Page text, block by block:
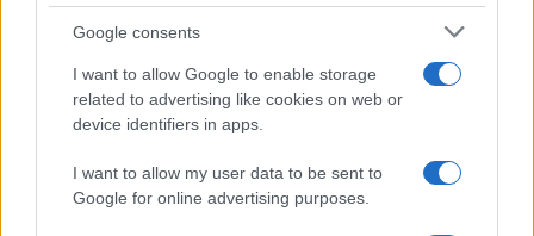
Google consents
I want to allow Google to enable storage
related to advertising like cookies on web or
device identifiers in apps.
I want to allow my user data to be sent to
Google for online advertising purposes.
αποδοτικότητας